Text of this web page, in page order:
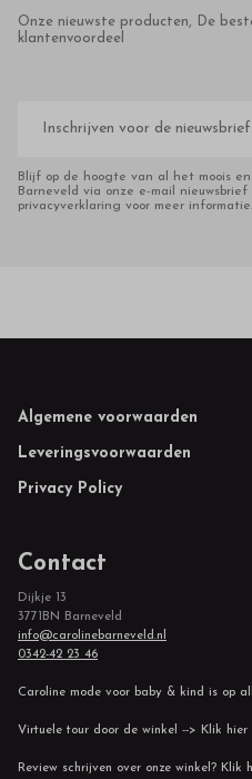
Onze nieuwste producten, De
klantenvoordeel
mailadres
Blijf op de hoogte van al het moois
Barneveld via onze e-mail
privacyverklaring voor meer informatie.
Footer
Algemene voorwaarden
Leveringsvoorwaarden
Privacy Policy
Contact
Dijkje 13
3771BN Barneveld
info@carolinebarneveld.nl
0342-42 23 46
Caroline mode voor baby & kind is op
Virtuele tour door de winkel --> Klik hier
Review schrijven over onze winkel? Klik